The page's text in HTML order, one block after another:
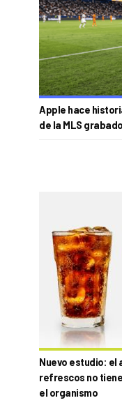
Apple hace
de la MLS
Nuevo estudio: el
refrescos no
el organismo